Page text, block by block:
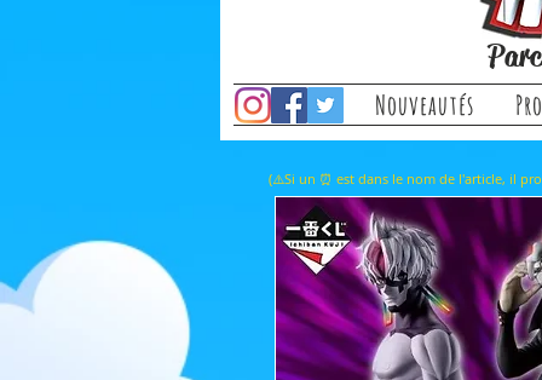
Nouveautés
(⚠️Si un ⏰ est dans le nom de